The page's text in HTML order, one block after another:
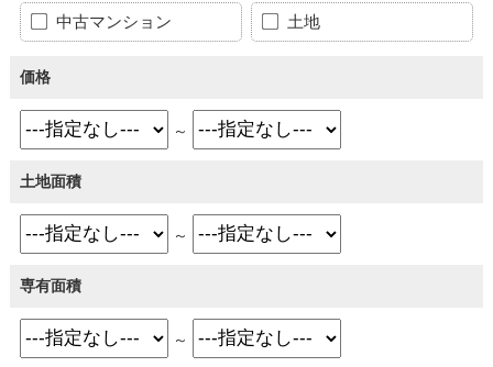
中古マンション 土地
価格
～
土地面積
～
専有面積
～